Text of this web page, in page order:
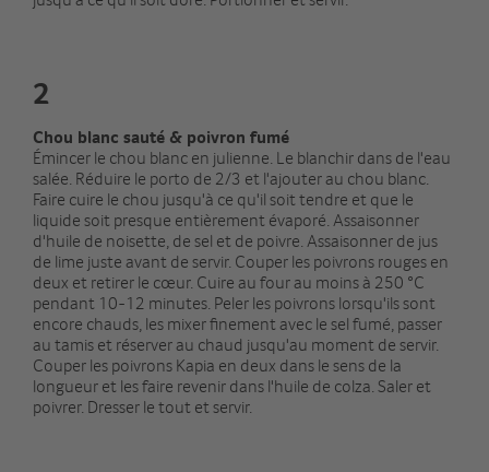
2
Chou blanc sauté & poivron fumé
Émincer le chou blanc en julienne. Le blanchir dans de l'eau
salée. Réduire le porto de 2/3 et l'ajouter au chou blanc.
Faire cuire le chou jusqu'à ce qu'il soit tendre et que le
liquide soit presque entièrement évaporé. Assaisonner
d'huile de noisette, de sel et de poivre. Assaisonner de jus
de lime juste avant de servir. Couper les poivrons rouges en
deux et retirer le cœur. Cuire au four au moins à 250 °C
pendant 10-12 minutes. Peler les poivrons lorsqu'ils sont
encore chauds, les mixer finement avec le sel fumé, passer
au tamis et réserver au chaud jusqu'au moment de servir.
Couper les poivrons Kapia en deux dans le sens de la
longueur et les faire revenir dans l'huile de colza. Saler et
poivrer. Dresser le tout et servir.